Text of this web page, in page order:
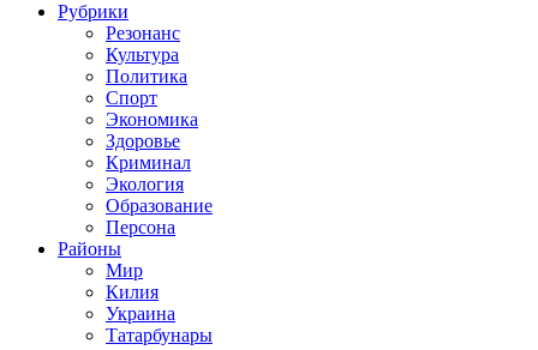
Рубрики
Резонанс
Культура
Политика
Спорт
Экономика
Здоровье
Криминал
Экология
Образование
Персона
Районы
Мир
Килия
Украина
Татарбунары